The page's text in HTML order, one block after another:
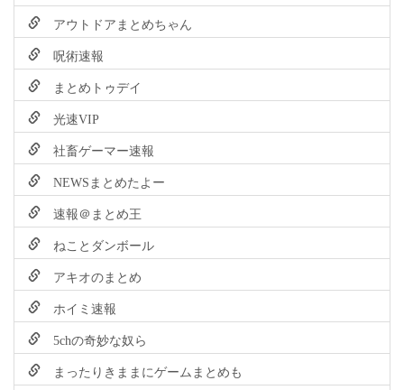
アウトドアまとめちゃん
呪術速報
まとめトゥデイ
光速VIP
社畜ゲーマー速報
NEWSまとめたよー
速報＠まとめ王
ねことダンボール
アキオのまとめ
ホイミ速報
5chの奇妙な奴ら
まったりきままにゲームまとめも